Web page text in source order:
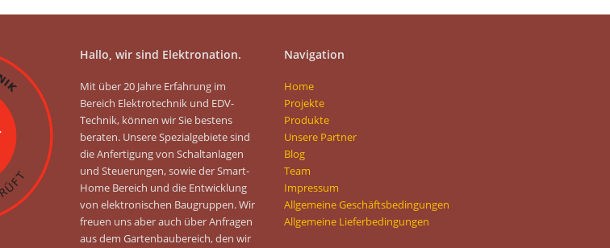
Hallo, wir sind Elektronation.
Mit über 20 Jahre Erfahrung im
Bereich Elektrotechnik und EDV-
Technik, können wir Sie bestens
beraten. Unsere Spezialgebiete sind
die Anfertigung von Schaltanlagen
und Steuerungen, sowie der Smart-
Home Bereich und die Entwicklung
von elektronischen Baugruppen. Wir
freuen uns aber auch über Anfragen
aus dem Gartenbaubereich, den wir
Navigation
Home
Projekte
Produkte
Unsere Partner
Blog
Team
Impressum
Allgemeine Geschäftsbedingungen
Allgemeine Lieferbedingungen